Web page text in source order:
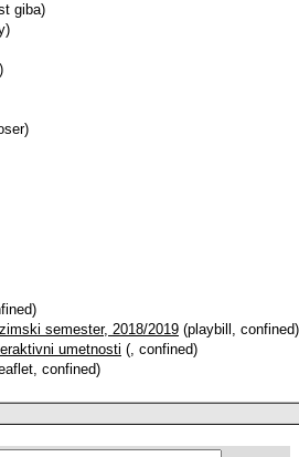
giba)
semester, 2018/2019 (playbill, confined)
umetnosti (, confined)
confined)